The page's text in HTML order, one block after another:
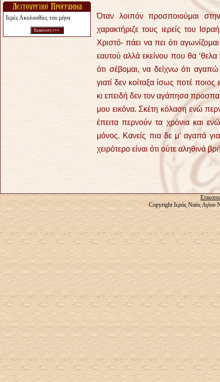
Ιερές Ακολουθίες του μήνα
Όταν λοιπόν προσποιούμαι
χαρακτήριζε τους ιερείς του
Χριστό- πάει να πει ότι
εαυτού αλλά εκείνου που θα ‘θελα
ότι σέβομαι, να δείχνω ότι
γιατί δεν κοίταξα ίσως ποτέ
κι επειδή δεν τον αγάπησα
μου εικόνα. Σκέτη κόλαση ενώ
έπειτα περνούν τα χρόνια και
μόνος. Κανείς πια δε μ’ αγαπά
χειρότερο είναι ότι ούτε αληθινά
Copyright Ιερός Ναός Αγίου